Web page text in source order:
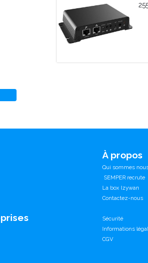
À propos
Qui sommes
SEMPER recrute
La box Izywan
Contactez-nous
Sécurité
Informations
CGV